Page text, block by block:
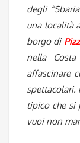
degli
una località
borgo di
nella
affascinare
spettacolari.
tipico che si
vuoi non